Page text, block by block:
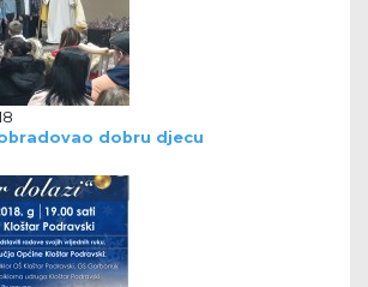
dobru djecu